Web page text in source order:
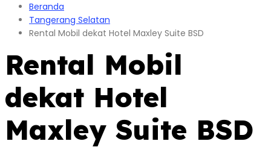
Beranda
Tangerang Selatan
Rental Mobil dekat Hotel Maxley Suite BSD
Rental Mobil
dekat Hotel
Maxley Suite BSD